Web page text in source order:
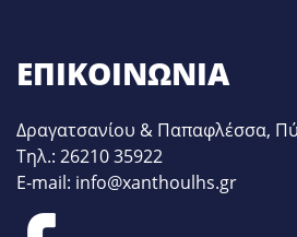
ΕΠΙΚΟΙΝΩΝΊΑ
Δραγατσανίου & Παπαφλέσσα,
Τηλ.: 26210 35922
E-mail: info@xanthoulhs.gr